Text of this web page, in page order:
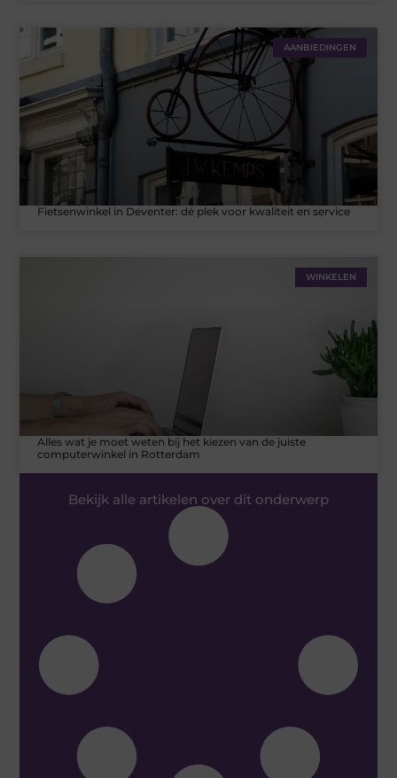
AANBIEDINGEN
Fietsenwinkel in Deventer: dé plek voor kwaliteit en service
WINKELEN
Alles wat je moet weten bij het kiezen van de juiste
computerwinkel in Rotterdam
Bekijk alle artikelen over dit onderwerp